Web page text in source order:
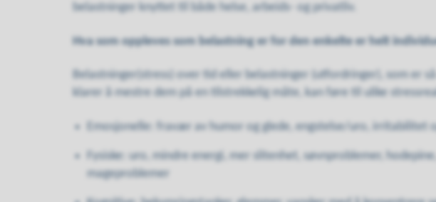
belastninger knyttet til både helse, arbeids- og privatliv.
Hva som oppleves som belastning er for den enkelte er helt
Belastninger(stress) over tid eller belastninger (utfordringer), som er
klarer å mestre dem på en tilstrekkelig måte, kan føre til ulike
Emosjonelle: fravær av humor og glede, engstelse/uro, irritabilitet
Fysiske: uro, mindre energi, mer slitenhet, søvnproblemer,
mageproblemer